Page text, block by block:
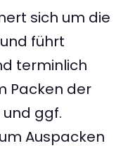
sich um die
führt
terminlich
Packen der
ggf.
Auspacken